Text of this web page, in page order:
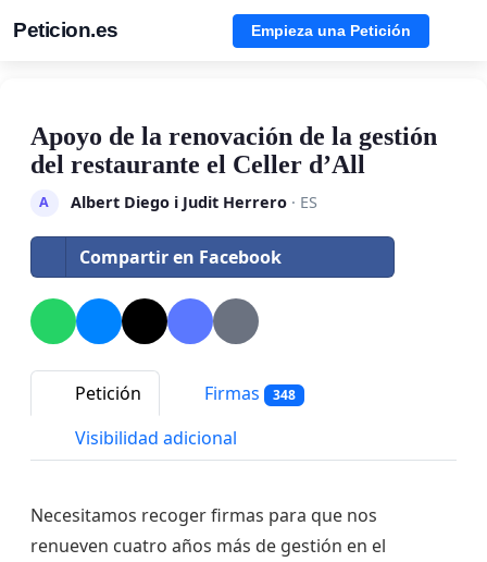
Peticion.es Empieza una Petición
Apoyo de la renovación de la gestión
del restaurante el Celler d’All
A Albert Diego i Judit Herrero· ES
Compartir en Facebook
Petición Firmas 348
Visibilidad adicional
Necesitamos recoger firmas para que nos
renueven cuatro años más de gestión en el